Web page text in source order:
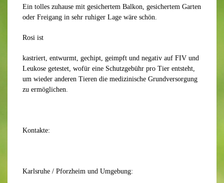
Ein tolles zuhause mit gesichertem Balkon, gesichertem Garten
oder Freigang in sehr ruhiger Lage wäre schön.
Rosi ist
kastriert, entwurmt, gechipt, geimpft und negativ auf FIV und
Leukose getestet, wofür eine Schutzgebühr pro Tier entsteht,
um wieder anderen Tieren die medizinische Grundversorgung
zu ermöglichen.
Kontakte:
Karlsruhe / Pforzheim und Umgebung: